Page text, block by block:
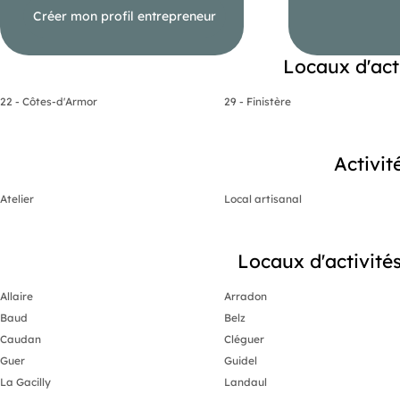
Créer mon profil entrepreneur
Locaux
22 - Côtes-d'Armor 29 - Finistère
Atelier Local artisanal
Locaux
Allaire Arradon
Baud
Belz
Caudan
Cléguer
Guer
Guidel
La Gacilly
Landaul